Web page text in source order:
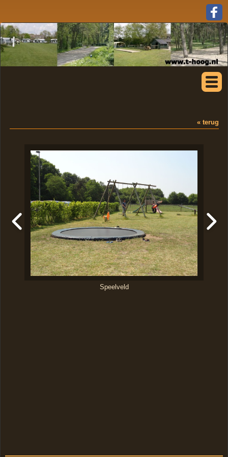
« terug
Speelveld